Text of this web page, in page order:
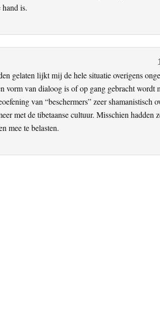
is.
gelaten lijkt mij de hele situatie overigens
vorm van dialoog is of op gang gebracht wordt
van “beschermers” zeer shamanistisch
met de tibetaanse cultuur. Misschien hadden
mee te belasten.